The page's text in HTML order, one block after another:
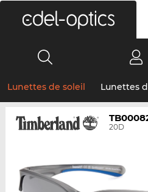
Lunettes de soleil Lunettes
20D